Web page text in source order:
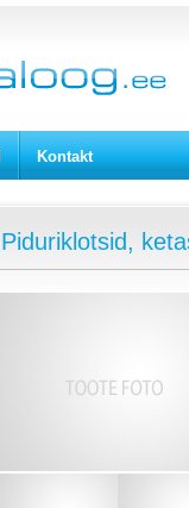
Kontakt
Piduriklotsid,